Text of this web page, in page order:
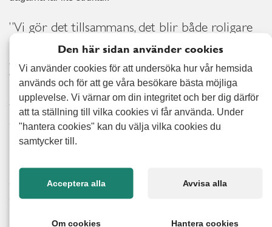
”Vi gör det tillsammans, det blir både roligare
och bättre”
Att få jobba tillsammans med andra är något Stefhan
verkligen uppskattar. I trädgårdsjobben är de ofta två
personer som hjälps åt, och vid större uppdrag som
flyttstädning är de ibland fyra till fem personer. ”Det är skönt
att vara fler. Då blir man mer effektiv men det blir också
roligare. Vi blir som ett litet arbetslag.”
Den sociala biten, som kanske inte alltid får plats i
arbetslivet när man är mitt i karriären, är nu en självklar del
av varje uppdrag. Alert Senior erbjuder inte bara ett jobb
Den här sidan använder cookies
Vi använder cookies för att undersöka hur vår hemsida
används och för att ge våra besökare bästa möjliga
upplevelse. Vi värnar om din integritet och ber dig därför
att ta ställning till vilka cookies vi får använda. Under
"hantera cookies" kan du välja vilka cookies du
samtycker till.
Acceptera alla Avvisa alla
Om cookies Hantera cookies